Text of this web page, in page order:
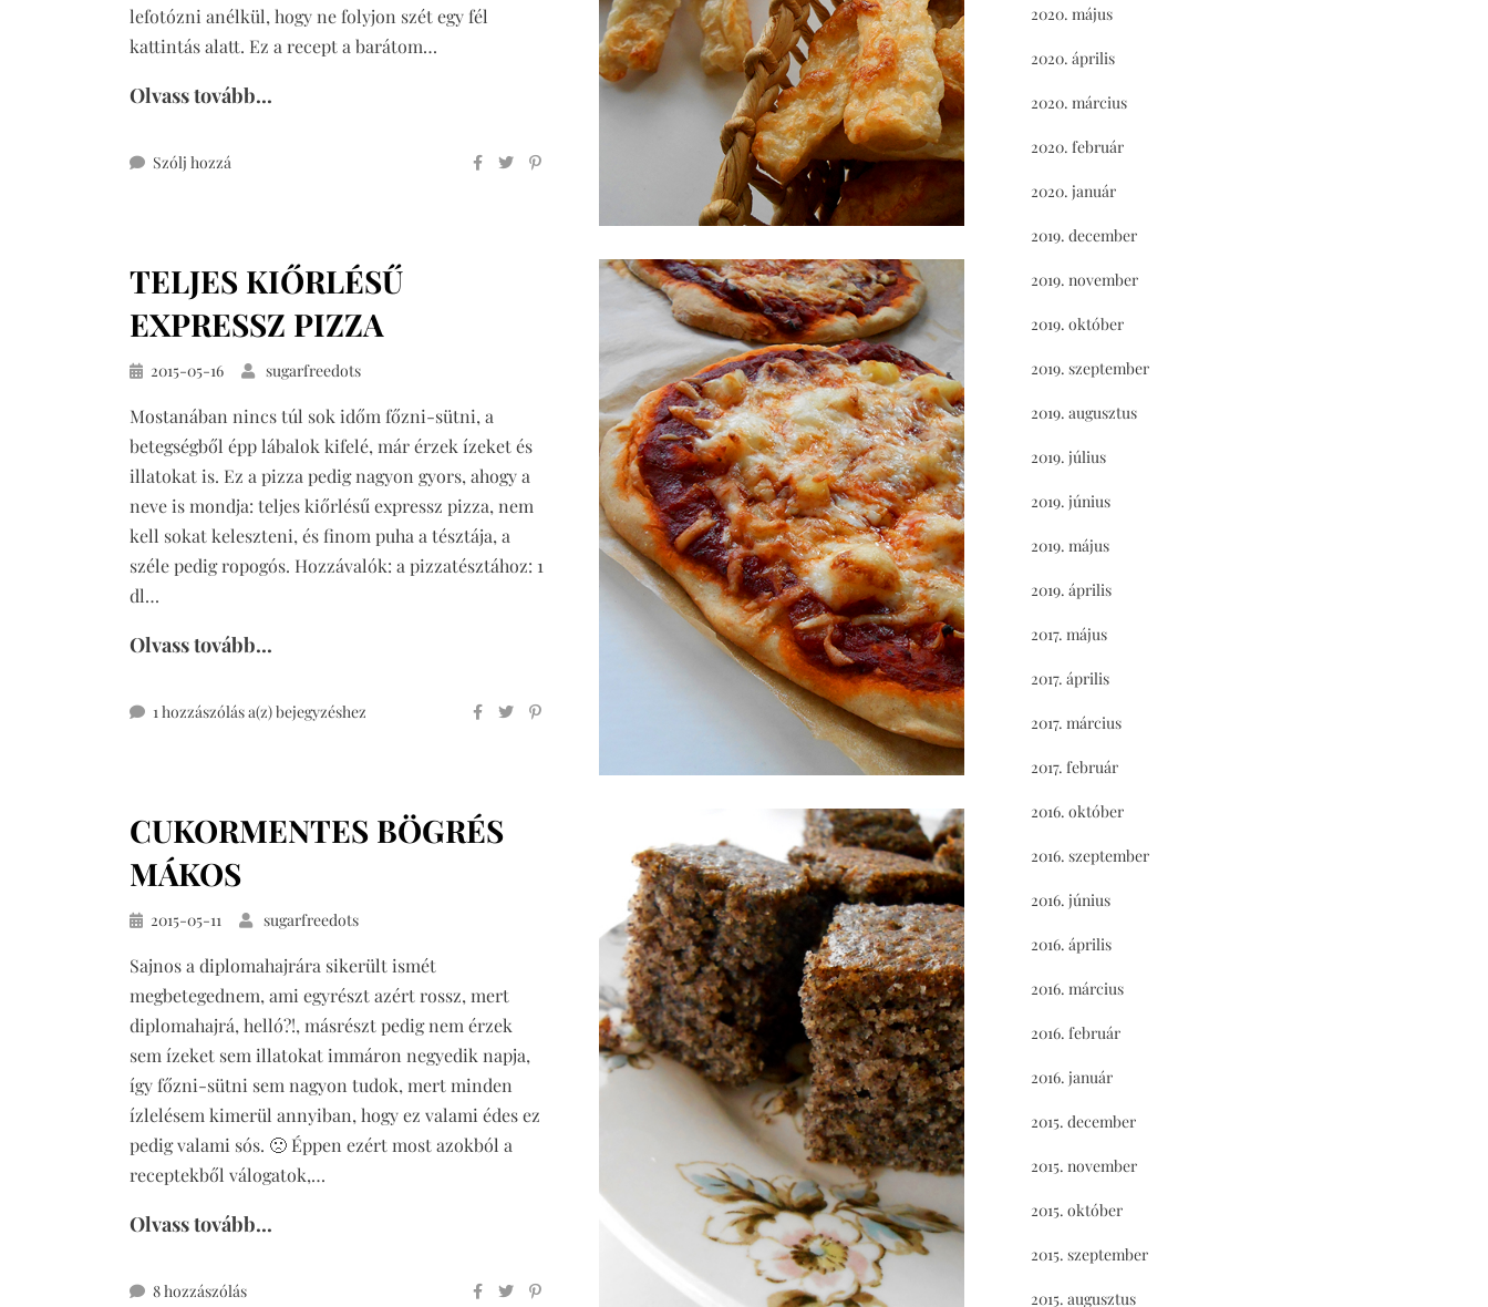
lefotózni anélkül, hogy ne folyjon szét egy fél
kattintás alatt. Ez a recept a barátom…
Olvass tovább...
Szólj hozzá
teljes
kiőrlésű
lisztből
TELJES KIŐRLÉSŰ
EXPRESSZ PIZZA
Közzétéve
2015-05-16 sugarfreedots
Mostanában nincs túl sok időm főzni-sütni, a
betegségből épp lábalok kifelé, már érzek ízeket és
illatokat is. Ez a pizza pedig nagyon gyors, ahogy a
neve is mondja: teljes kiőrlésű expressz pizza, nem
kell sokat keleszteni, és finom puha a tésztája, a
széle pedig ropogós. Hozzávalók: a pizzatésztához: 1
dl…
Olvass tovább...
1 hozzászólás a(z)teljes
bejegyzéshez
CUKORMENTES BÖGRÉS
MÁKOS
Közzétéve
2015-05-11 sugarfreedots
Sajnos a diplomahajrára sikerült ismét
megbetegednem, ami egyrészt azért rossz, mert
diplomahajrá, helló?!, másrészt pedig nem érzek
sem ízeket sem illatokat immáron negyedik napja,
így főzni-sütni sem nagyon tudok, mert minden
ízlelésem kimerül annyiban, hogy ez valami édes ez
pedig valami sós. 🙁 Éppen ezért most azokból a
receptekből válogatok,…
Olvass tovább...
8 hozzászóláscukormentes
2020. május
2020. április
2020. március
2020. február
2020. január
2019. december
2019. november
2019. október
2019. szeptember
2019. augusztus
2019. július
2019. június
2019. május
2019. április
2017. május
2017. április
2017. március
2017. február
2016. október
2016. szeptember
2016. június
2016. április
2016. március
2016. február
2016. január
2015. december
2015. november
2015. október
2015. szeptember
2015. augusztus